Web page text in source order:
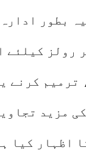
بطور
رولز
کرنے
مزید
اظہار کیا